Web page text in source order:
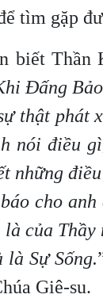
tìm gặp
biết
Đấng
thật phát
nói điều
những
cho
của Thầy
Sự Sống.
Giê-su.